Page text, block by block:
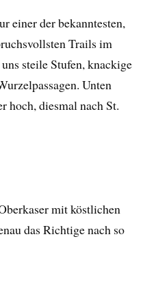
einer der bekanntesten,
Trails im
steile Stufen, knackige
Unten
hoch, diesmal nach St.
mit köstlichen
das Richtige nach so